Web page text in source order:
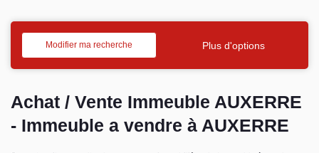
Acheter
Vendre
Modifier ma recherche Plus d'options
Achat / Vente Immeuble AUXERRE
- Immeuble a vendre à AUXERRE